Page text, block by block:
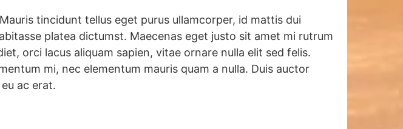
tincidunt tellus eget purus ullamcorper, id mattis dui
platea dictumst. Maecenas eget justo sit amet mi rutrum
orci lacus aliquam sapien, vitae ornare nulla elit sed felis.
mi, nec elementum mauris quam a nulla. Duis auctor
ac erat.